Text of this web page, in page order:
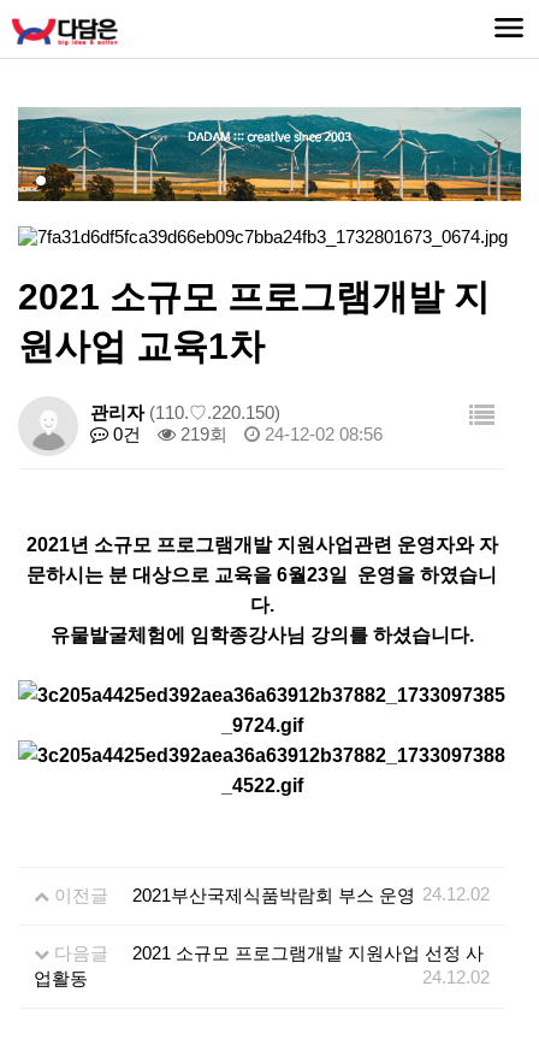
2021 소규모 프로그램개발 지
원사업 교육1차
관리자(110.♡.220.150)
0건
219회 24-12-02 08:56
2021년 소규모 프로그램개발 지원사업관련 운영자와 자
문하시는 분 대상으로 교육을 6월23일 운영을 하였습니
다.
유물발굴체험에 임학종강사님 강의를 하셨습니다.
이전글 2021부산국제식품박람회 부스 운영 24.12.02
다음글
2021 소규모 프로그램개발 지원사업 선정 사
업활동
24.12.02